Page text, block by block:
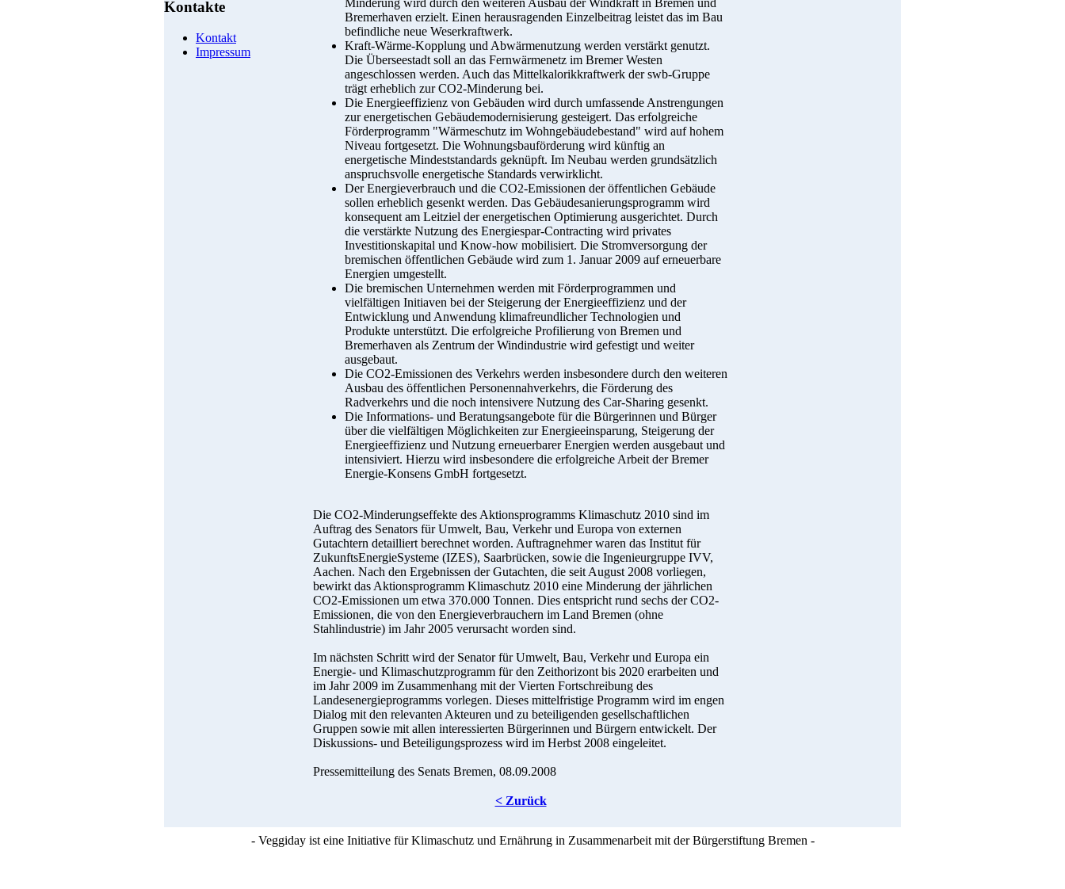
Kontakte
Kontakt
Impressum
Bremerhaven erzielt. Einen herausragenden Einzelbeitrag leistet das im Bau
befindliche neue Weserkraftwerk.
Kraft-Wärme-Kopplung und Abwärmenutzung werden verstärkt genutzt.
Die Überseestadt soll an das Fernwärmenetz im Bremer Westen
angeschlossen werden. Auch das Mittelkalorikkraftwerk der swb-Gruppe
trägt erheblich zur CO2-Minderung bei.
Die Energieeffizienz von Gebäuden wird durch umfassende Anstrengungen
zur energetischen Gebäudemodernisierung gesteigert. Das erfolgreiche
Förderprogramm "Wärmeschutz im Wohngebäudebestand" wird auf hohem
Niveau fortgesetzt. Die Wohnungsbauförderung wird künftig an
energetische Mindeststandards geknüpft. Im Neubau werden grundsätzlich
anspruchsvolle energetische Standards verwirklicht.
Der Energieverbrauch und die CO2-Emissionen der öffentlichen Gebäude
sollen erheblich gesenkt werden. Das Gebäudesanierungsprogramm wird
konsequent am Leitziel der energetischen Optimierung ausgerichtet. Durch
die verstärkte Nutzung des Energiespar-Contracting wird privates
Investitionskapital und Know-how mobilisiert. Die Stromversorgung der
bremischen öffentlichen Gebäude wird zum 1. Januar 2009 auf erneuerbare
Energien umgestellt.
Die bremischen Unternehmen werden mit Förderprogrammen und
vielfältigen Initiaven bei der Steigerung der Energieeffizienz und der
Entwicklung und Anwendung klimafreundlicher Technologien und
Produkte unterstützt. Die erfolgreiche Profilierung von Bremen und
Bremerhaven als Zentrum der Windindustrie wird gefestigt und weiter
ausgebaut.
Die CO2-Emissionen des Verkehrs werden insbesondere durch den weiteren
Ausbau des öffentlichen Personennahverkehrs, die Förderung des
Radverkehrs und die noch intensivere Nutzung des Car-Sharing gesenkt.
Die Informations- und Beratungsangebote für die Bürgerinnen und Bürger
über die vielfältigen Möglichkeiten zur Energieeinsparung, Steigerung der
Energieeffizienz und Nutzung erneuerbarer Energien werden ausgebaut und
intensiviert. Hierzu wird insbesondere die erfolgreiche Arbeit der Bremer
Energie-Konsens GmbH fortgesetzt.
Die CO2-Minderungseffekte des Aktionsprogramms Klimaschutz 2010 sind im
Auftrag des Senators für Umwelt, Bau, Verkehr und Europa von externen
Gutachtern detailliert berechnet worden. Auftragnehmer waren das Institut für
ZukunftsEnergieSysteme (IZES), Saarbrücken, sowie die Ingenieurgruppe IVV,
Aachen. Nach den Ergebnissen der Gutachten, die seit August 2008 vorliegen,
bewirkt das Aktionsprogramm Klimaschutz 2010 eine Minderung der jährlichen
CO2-Emissionen um etwa 370.000 Tonnen. Dies entspricht rund sechs der CO2-
Emissionen, die von den Energieverbrauchern im Land Bremen (ohne
Stahlindustrie) im Jahr 2005 verursacht worden sind.
Im nächsten Schritt wird der Senator für Umwelt, Bau, Verkehr und Europa ein
Energie- und Klimaschutzprogramm für den Zeithorizont bis 2020 erarbeiten und
im Jahr 2009 im Zusammenhang mit der Vierten Fortschreibung des
Landesenergieprogramms vorlegen. Dieses mittelfristige Programm wird im engen
Dialog mit den relevanten Akteuren und zu beteiligenden gesellschaftlichen
Gruppen sowie mit allen interessierten Bürgerinnen und Bürgern entwickelt. Der
Diskussions- und Beteiligungsprozess wird im Herbst 2008 eingeleitet.
Pressemitteilung des Senats Bremen, 08.09.2008
< Zurück
- Veggiday ist eine Initiative für Klimaschutz und Ernährung in Zusammenarbeit mit der Bürgerstiftung Bremen -